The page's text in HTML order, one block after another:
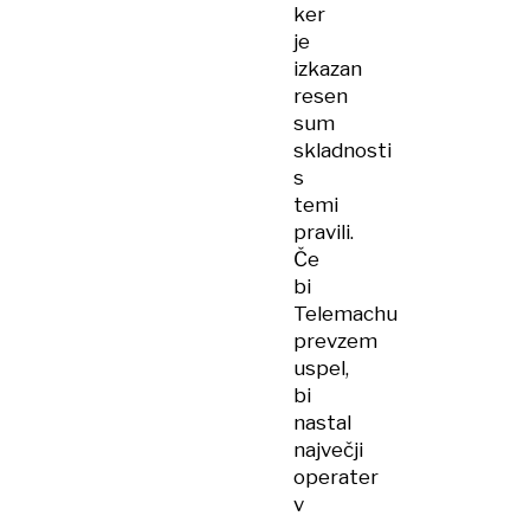
ker
je
izkazan
resen
sum
skladnosti
s
temi
pravili.
Če
bi
Telemachu
prevzem
uspel,
bi
nastal
največji
operater
v